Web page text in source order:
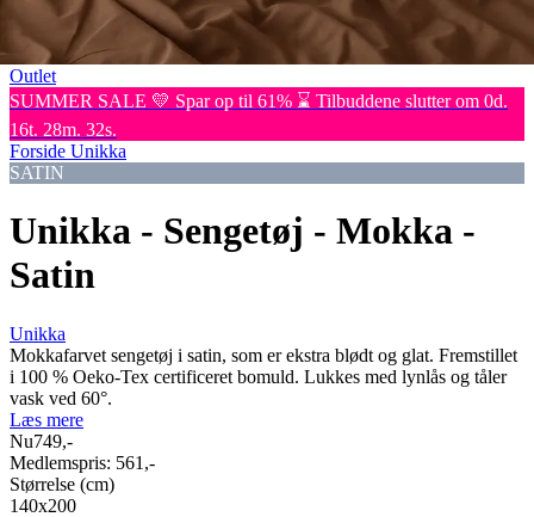
Sovestole
Kommoder
Brands
Outlet
SUMMER SALE 💛 Spar op til 61% ⌛ Tilbuddene slutter om 0d.
16t. 28m. 32s.
Forside Unikka
SATIN
Unikka - Sengetøj - Mokka -
Satin
Unikka
Mokkafarvet sengetøj i satin, som er ekstra blødt og glat. Fremstillet
i 100 % Oeko-Tex certificeret bomuld. Lukkes med lynlås og tåler
vask ved 60°.
Læs mere
Nu749,-
Medlemspris: 561,-
Størrelse (cm)
140x200